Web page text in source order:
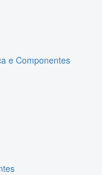
e Componentes